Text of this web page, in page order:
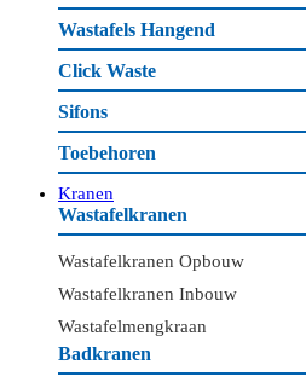
Wastafels Hangend
Click Waste
Sifons
Toebehoren
Kranen
Wastafelkranen
Wastafelkranen Opbouw
Wastafelkranen Inbouw
Wastafelmengkraan
Badkranen